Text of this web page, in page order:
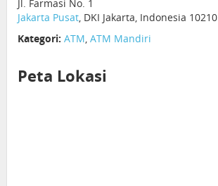
Jl. Farmasi No. 1
Jakarta Pusat, DKI Jakarta, Indonesia 10210
Kategori: ATM, ATM Mandiri
Peta Lokasi